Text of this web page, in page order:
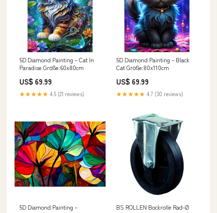
5D Diamond Painting – Cat In
Paradise Größe:60x80cm
US$ 69.99
★★★★★ 4.5 (21 reviews)
5D Diamond Painting – Black
Cat Größe:80x110cm
US$ 69.99
★★★★★ 4.7 (30 reviews)
5D Diamond Painting –
BS ROLLEN Bockrolle Rad-Ø